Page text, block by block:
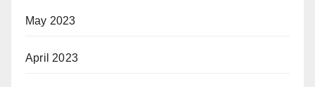
May 2023
April 2023